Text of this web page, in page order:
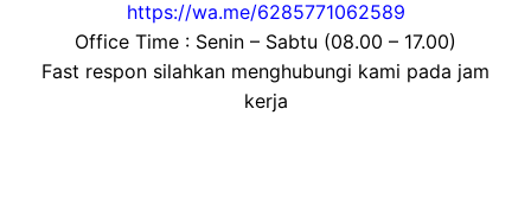
https://wa.me/6285771062589
Office Time : Senin – Sabtu (08.00 – 17.00)
Fast respon silahkan menghubungi kami pada jam
kerja